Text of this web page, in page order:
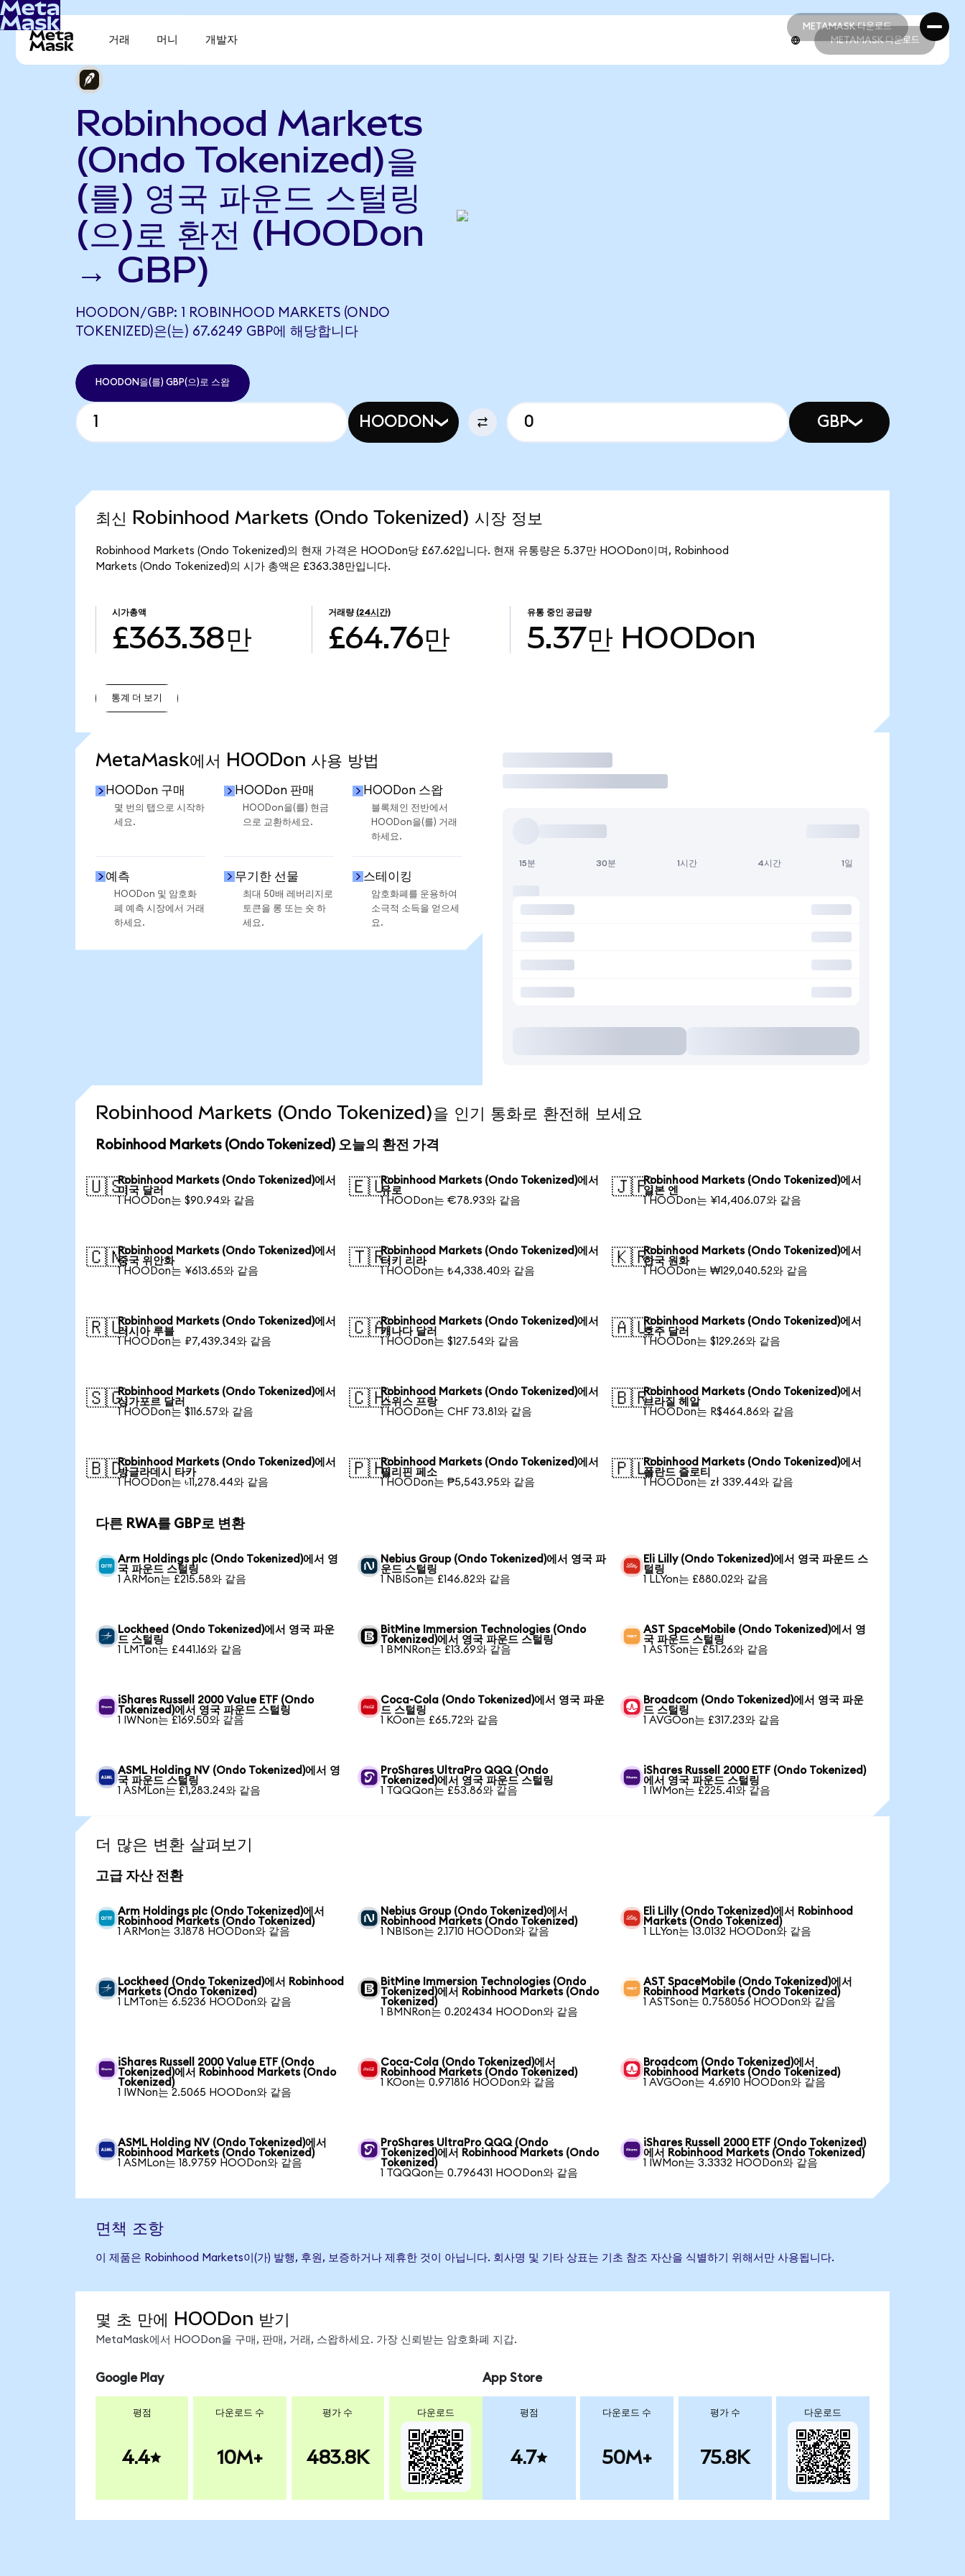
METAMASK 다운로드
METAMASK 다운로드
거래 머니 개발자 METAMASK 다운로드
Robinhood Markets
(Ondo Tokenized)을
(를) 영국 파운드 스털링
(으)로 환전 (HOODon
→ GBP)
HOODON/GBP: 1 ROBINHOOD MARKETS (ONDO
TOKENIZED)은(는) 67.6249 GBP에 해당합니다
HOODON을(를) GBP(으)로 스왑
HOODON GBP
최신 Robinhood Markets (Ondo Tokenized) 시장 정보
Robinhood Markets (Ondo Tokenized)의 현재 가격은 HOODon당 £67.62입니다. 현재 유통량은 5.37만 HOODon이며, Robinhood
Markets (Ondo Tokenized)의 시가 총액은 £363.38만입니다.
시가총액
£363.38만
거래량 (24시간)
£64.76만
유통 중인 공급량
5.37만 HOODon
통계 더 보기
MetaMask에서 HOODon 사용 방법
HOODon 구매
몇 번의 탭으로 시작하
세요.
HOODon 판매
HOODon을(를) 현금
으로 교환하세요.
HOODon 스왑
블록체인 전반에서
HOODon을(를) 거래
하세요.
예측
HOODon 및 암호화
폐 예측 시장에서 거래
하세요.
무기한 선물
최대 50배 레버리지로
토큰을 롱 또는 숏 하
세요.
스테이킹
암호화폐를 운용하여
소극적 소득을 얻으세
요.
거래
15분 30분 1시간 4시간 1일
Robinhood Markets (Ondo Tokenized)을 인기 통화로 환전해 보세요
Robinhood Markets (Ondo Tokenized) 오늘의 환전 가격
🇺🇸Robinhood Markets (Ondo Tokenized)에서
미국 달러
1 HOODon는 $90.94와 같음
🇪🇺Robinhood Markets (Ondo Tokenized)에서
유로
1 HOODon는 €78.93와 같음
🇯🇵Robinhood Markets (Ondo Tokenized)에서
일본 엔
1 HOODon는 ¥14,406.07와 같음
🇨🇳Robinhood Markets (Ondo Tokenized)에서
중국 위안화
1 HOODon는 ¥613.65와 같음
🇹🇷Robinhood Markets (Ondo Tokenized)에서
터키 리라
1 HOODon는 ₺4,338.40와 같음
🇰🇷Robinhood Markets (Ondo Tokenized)에서
한국 원화
1 HOODon는 ₩129,040.52와 같음
🇷🇺Robinhood Markets (Ondo Tokenized)에서
러시아 루블
1 HOODon는 ₽7,439.34와 같음
🇨🇦Robinhood Markets (Ondo Tokenized)에서
캐나다 달러
1 HOODon는 $127.54와 같음
🇦🇺Robinhood Markets (Ondo Tokenized)에서
호주 달러
1 HOODon는 $129.26와 같음
🇸🇬Robinhood Markets (Ondo Tokenized)에서
싱가포르 달러
1 HOODon는 $116.57와 같음
🇨🇭Robinhood Markets (Ondo Tokenized)에서
스위스 프랑
1 HOODon는 CHF 73.81와 같음
🇧🇷Robinhood Markets (Ondo Tokenized)에서
브라질 헤알
1 HOODon는 R$464.86와 같음
🇧🇩Robinhood Markets (Ondo Tokenized)에서
방글라데시 타카
1 HOODon는 ৳11,278.44와 같음
🇵🇭Robinhood Markets (Ondo Tokenized)에서
필리핀 페소
1 HOODon는 ₱5,543.95와 같음
🇵🇱Robinhood Markets (Ondo Tokenized)에서
폴란드 즐로티
1 HOODon는 zł 339.44와 같음
다른 RWA를 GBP로 변환
Arm Holdings plc (Ondo Tokenized)에서 영
국 파운드 스털링
1 ARMon는 £215.58와 같음
Nebius Group (Ondo Tokenized)에서 영국 파
운드 스털링
1 NBISon는 £146.82와 같음
Eli Lilly (Ondo Tokenized)에서 영국 파운드 스
털링
1 LLYon는 £880.02와 같음
Lockheed (Ondo Tokenized)에서 영국 파운
드 스털링
1 LMTon는 £441.16와 같음
BitMine Immersion Technologies (Ondo
Tokenized)에서 영국 파운드 스털링
1 BMNRon는 £13.69와 같음
AST SpaceMobile (Ondo Tokenized)에서 영
국 파운드 스털링
1 ASTSon는 £51.26와 같음
iShares Russell 2000 Value ETF (Ondo
Tokenized)에서 영국 파운드 스털링
1 IWNon는 £169.50와 같음
Coca-Cola (Ondo Tokenized)에서 영국 파운
드 스털링
1 KOon는 £65.72와 같음
Broadcom (Ondo Tokenized)에서 영국 파운
드 스털링
1 AVGOon는 £317.23와 같음
ASML Holding NV (Ondo Tokenized)에서 영
국 파운드 스털링
1 ASMLon는 £1,283.24와 같음
ProShares UltraPro QQQ (Ondo
Tokenized)에서 영국 파운드 스털링
1 TQQQon는 £53.86와 같음
iShares Russell 2000 ETF (Ondo Tokenized)
에서 영국 파운드 스털링
1 IWMon는 £225.41와 같음
더 많은 변환 살펴보기
고급 자산 전환
Arm Holdings plc (Ondo Tokenized)에서
Robinhood Markets (Ondo Tokenized)
1 ARMon는 3.1878 HOODon와 같음
Nebius Group (Ondo Tokenized)에서
Robinhood Markets (Ondo Tokenized)
1 NBISon는 2.1710 HOODon와 같음
Eli Lilly (Ondo Tokenized)에서 Robinhood
Markets (Ondo Tokenized)
1 LLYon는 13.0132 HOODon와 같음
Lockheed (Ondo Tokenized)에서 Robinhood
Markets (Ondo Tokenized)
1 LMTon는 6.5236 HOODon와 같음
BitMine Immersion Technologies (Ondo
Tokenized)에서 Robinhood Markets (Ondo
Tokenized)
1 BMNRon는 0.202434 HOODon와 같음
AST SpaceMobile (Ondo Tokenized)에서
Robinhood Markets (Ondo Tokenized)
1 ASTSon는 0.758056 HOODon와 같음
iShares Russell 2000 Value ETF (Ondo
Tokenized)에서 Robinhood Markets (Ondo
Tokenized)
1 IWNon는 2.5065 HOODon와 같음
Coca-Cola (Ondo Tokenized)에서
Robinhood Markets (Ondo Tokenized)
1 KOon는 0.971816 HOODon와 같음
Broadcom (Ondo Tokenized)에서
Robinhood Markets (Ondo Tokenized)
1 AVGOon는 4.6910 HOODon와 같음
ASML Holding NV (Ondo Tokenized)에서
Robinhood Markets (Ondo Tokenized)
1 ASMLon는 18.9759 HOODon와 같음
ProShares UltraPro QQQ (Ondo
Tokenized)에서 Robinhood Markets (Ondo
Tokenized)
1 TQQQon는 0.796431 HOODon와 같음
iShares Russell 2000 ETF (Ondo Tokenized)
에서 Robinhood Markets (Ondo Tokenized)
1 IWMon는 3.3332 HOODon와 같음
면책 조항
이 제품은 Robinhood Markets이(가) 발행, 후원, 보증하거나 제휴한 것이 아닙니다. 회사명 및 기타 상표는 기초 참조 자산을 식별하기 위해서만 사용됩니다.
몇 초 만에 HOODon 받기
MetaMask에서 HOODon을 구매, 판매, 거래, 스왑하세요. 가장 신뢰받는 암호화폐 지갑.
Google Play
평점
4.4
다운로드 수
10M+
평가 수
483.8K
다운로드
App Store
평점
4.7
다운로드 수
50M+
평가 수
75.8K
다운로드